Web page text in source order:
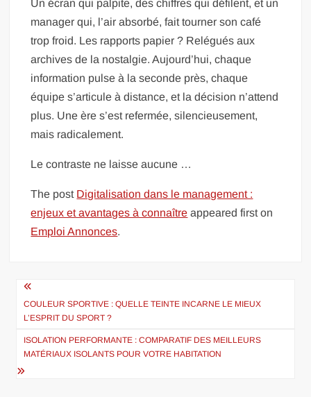
Un écran qui palpite, des chiffres qui défilent, et un
manager qui, l’air absorbé, fait tourner son café
trop froid. Les rapports papier ? Relégués aux
archives de la nostalgie. Aujourd’hui, chaque
information pulse à la seconde près, chaque
équipe s’articule à distance, et la décision n’attend
plus. Une ère s’est refermée, silencieusement,
mais radicalement.
Le contraste ne laisse aucune …
The post Digitalisation dans le management :
enjeux et avantages à connaître appeared first on
Emploi Annonces.
Navigation
de
l’article
COULEUR SPORTIVE : QUELLE TEINTE INCARNE LE MIEUX
L’ESPRIT DU SPORT ?
ISOLATION PERFORMANTE : COMPARATIF DES MEILLEURS
MATÉRIAUX ISOLANTS POUR VOTRE HABITATION